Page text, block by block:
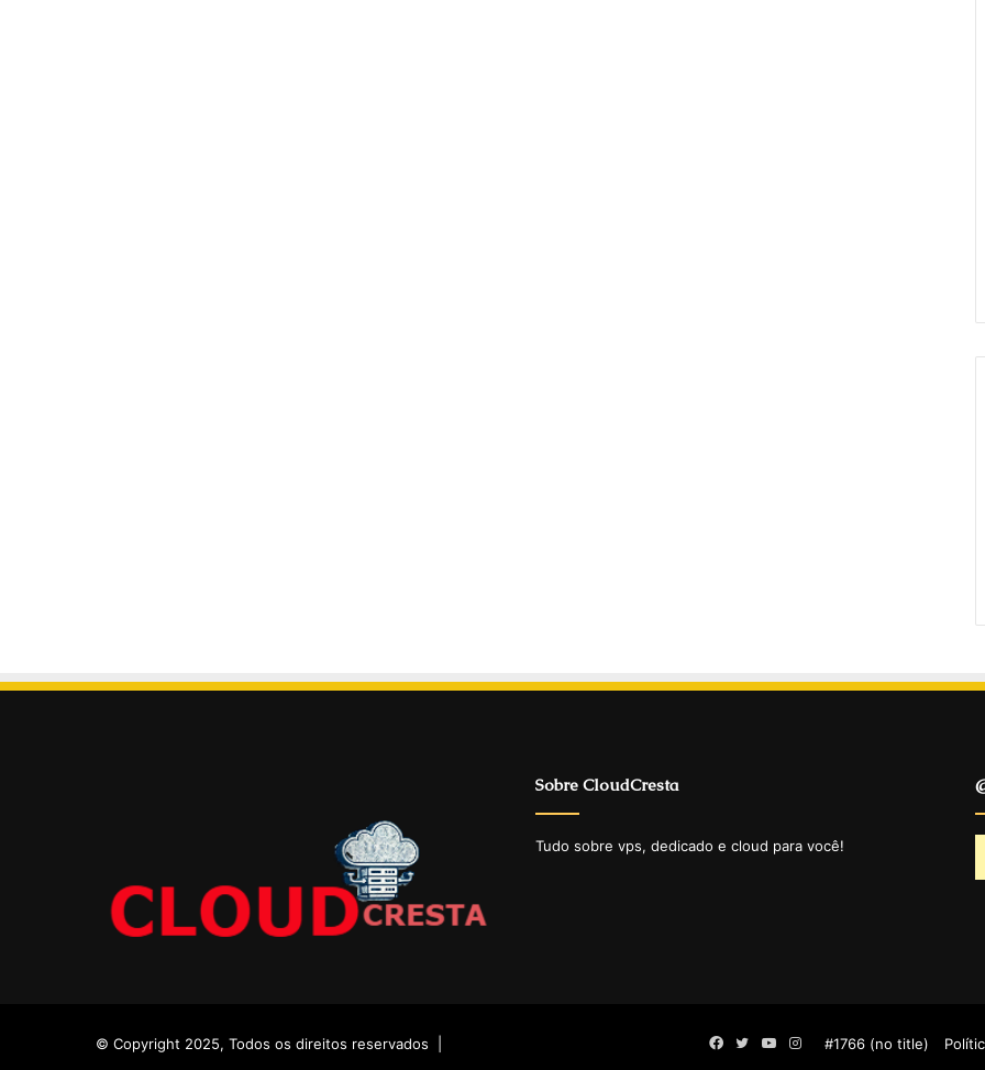
Sobre CloudCresta
Tudo sobre vps, dedicado e cloud para você!
© Copyright 2025, Todos os direitos reservados | #1766 (no title)
Facebook
TwitterYouTube
Instagram